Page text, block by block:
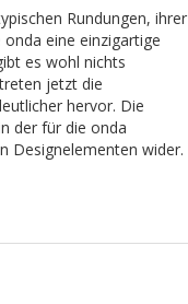
Rundungen, ihrer
eine einzigartige
es wohl nichts
jetzt die
hervor. Die
der für die onda
Designelementen wider.